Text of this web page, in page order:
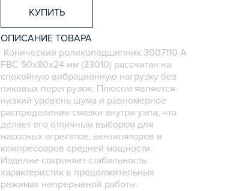
КУПИТЬ
ОПИСАНИЕ ТОВАРА
Конический роликоподшипник 3007110 А
FBC 50х80х24 мм (33010) рассчитан на
спокойную вибрационную нагрузку без
пиковых перегрузок. Плюсом является
низкий уровень шума и равномерное
распределение смазки внутри узла, что
делает его отличным выбором для
насосных агрегатов, вентиляторов и
компрессоров средней мощности.
Изделие сохраняет стабильность
характеристик в продолжительных
режимах непрерывной работы.